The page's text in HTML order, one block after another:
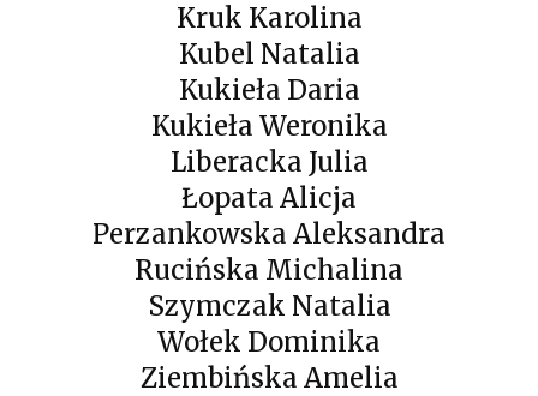
Kruk Karolina
Kubel Natalia
Kukieła Daria
Kukieła Weronika
Liberacka Julia
Łopata Alicja
Perzankowska Aleksandra
Rucińska Michalina
Szymczak Natalia
Wołek Dominika
Ziembińska Amelia